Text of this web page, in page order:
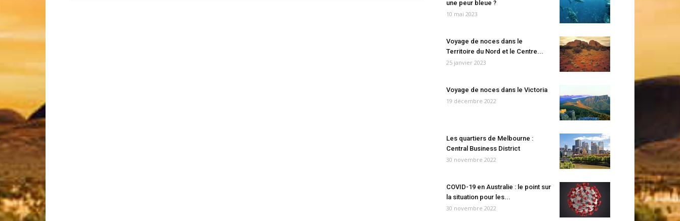
une peur bleue ?
10 mai 2023
Voyage de noces dans le
Territoire du Nord et le Centre...
25 janvier 2023
Voyage de noces dans le Victoria
19 décembre 2022
Les quartiers de Melbourne :
Central Business District
30 novembre 2022
COVID-19 en Australie : le point sur
la situation pour les...
30 novembre 2022